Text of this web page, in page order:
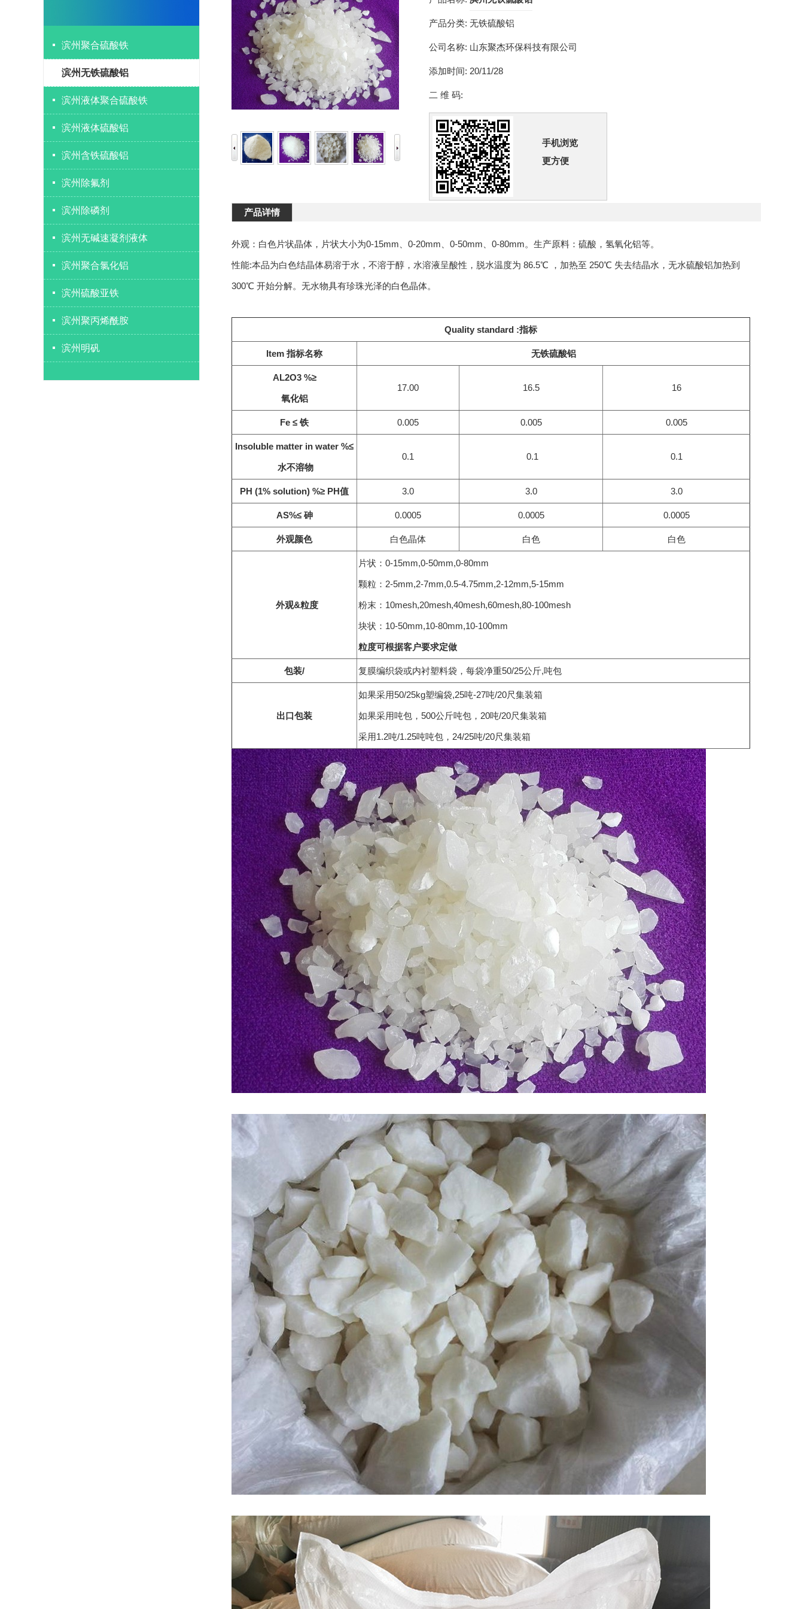
滨州聚合硫酸铁
滨州无铁硫酸铝
滨州液体聚合硫酸铁
滨州液体硫酸铝
滨州含铁硫酸铝
滨州除氟剂
滨州除磷剂
滨州无碱速凝剂液体
滨州聚合氯化铝
滨州硫酸亚铁
滨州聚丙烯酰胺
滨州明矾
产品分类: 无铁硫酸铝
公司名称: 山东聚杰环保科技有限公司
添加时间: 20/11/28
二 维 码:
手机浏览
更方便
产品详情
外观：白色片状晶体，片状大小为0-15mm、0-20mm、0-50mm、0-80mm。生产原料：硫酸，氢氧化铝等。
性能:本品为白色结晶体易溶于水，不溶于醇，水溶液呈酸性，脱水温度为 86.5℃ ，加热至 250℃ 失去结晶水，无水硫酸铝加热到
300℃ 开始分解。无水物具有珍珠光泽的白色晶体。
Quality standard :指标
Item 指标名称 无铁硫酸铝
AL2O3 %≥
氧化铝
17.00 16.5 16
Fe ≤ 铁 0.005 0.005 0.005
Insoluble matter in water %≤
水不溶物
0.1 0.1 0.1
PH (1% solution) %≥ PH值 3.0 3.0 3.0
AS%≤砷 0.0005 0.0005 0.0005
外观颜色 白色晶体 白色 白色
外观&粒度
片状：0-15mm,0-50mm,0-80mm
颗粒：2-5mm,2-7mm,0.5-4.75mm,2-12mm,5-15mm
粉末：10mesh,20mesh,40mesh,60mesh,80-100mesh
块状：10-50mm,10-80mm,10-100mm
粒度可根据客户要求定做
包装/ 复膜编织袋或内衬塑料袋，每袋净重50/25公斤,吨包
出口包装
如果采用50/25kg塑编袋,25吨-27吨/20尺集装箱
如果采用吨包，500公斤吨包，20吨/20尺集装箱
采用1.2吨/1.25吨吨包，24/25吨/20尺集装箱